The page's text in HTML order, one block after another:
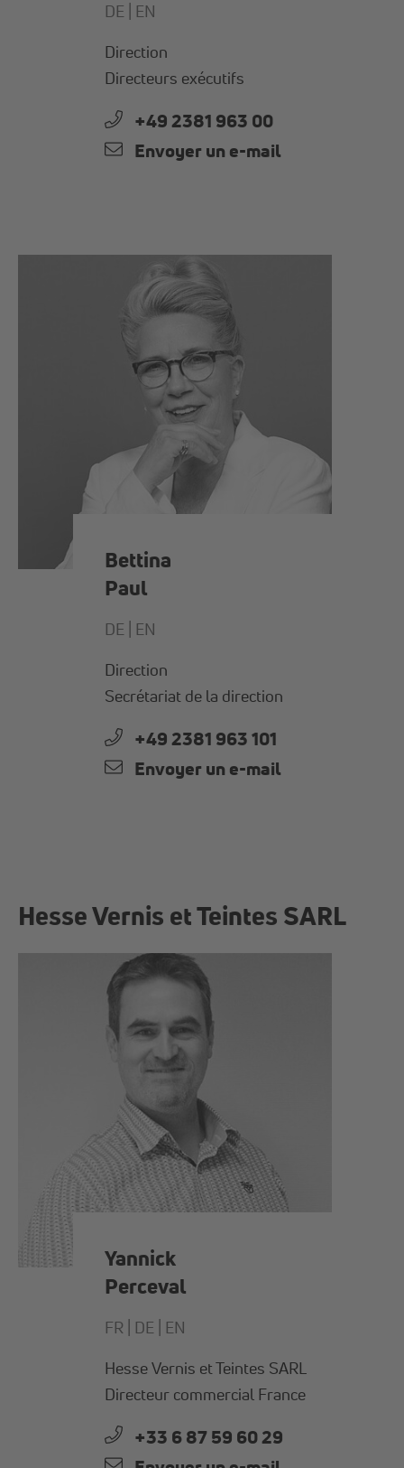
DE | EN
Direction
Directeurs exécutifs
+49 2381 963 00
Envoyer un e-mail
Bettina
Paul
DE | EN
Direction
Secrétariat de la direction
+49 2381 963 101
Envoyer un e-mail
Hesse Vernis et Teintes SARL
Yannick
Perceval
FR | DE | EN
Hesse Vernis et Teintes SARL
Directeur commercial France
+33 6 87 59 60 29